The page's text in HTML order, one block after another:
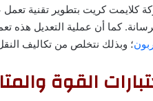
كلايمت كريت بتطوير تقنية تعمل
كما أن عملية التعديل هذه
؛ وبذلك نتخلص من تكاليف النقل
القوة